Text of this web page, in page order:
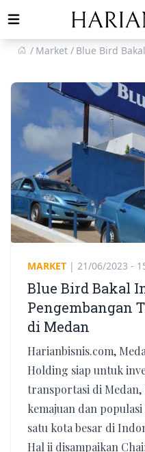
Open main menu
Market
Blue Bird
MARKET | 21/06/2023 -
Blue Bird Bakal
Pengembangan
di Medan
Harianbisnis.com,
Holding siap untuk
transportasi di
kemajuan dan
satu kota besar di
Hal ii disampaikan